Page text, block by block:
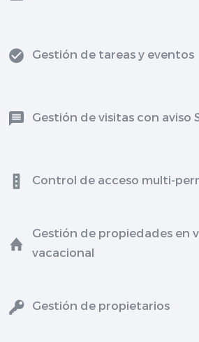
Gestión de tareas y eventos
Gestión de visitas con aviso
Control de acceso multi-
Gestión de propiedades en
vacacional
Gestión de propietarios